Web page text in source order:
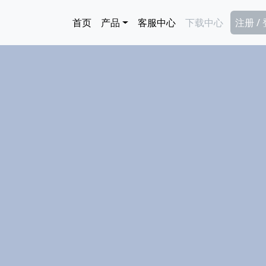
Main navigation
首页 产品 客服中心 下载中心 注册 /